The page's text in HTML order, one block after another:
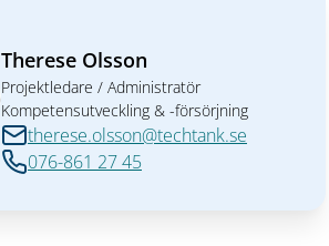
Therese Olsson
Projektledare / Administratör
Kompetensutveckling & -försörjning
therese.olsson@techtank.se
076-861 27 45